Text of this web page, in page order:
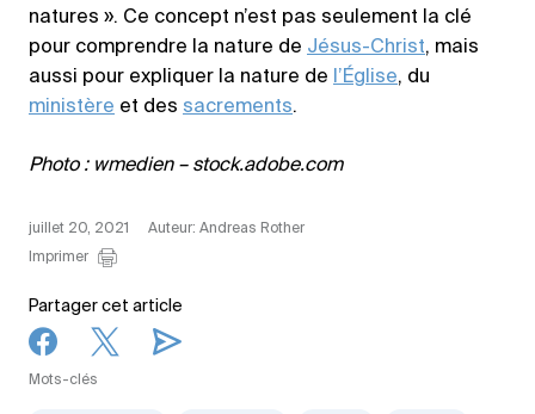
natures ». Ce concept n’est pas seulement la clé
pour comprendre la nature de Jésus-Christ, mais
aussi pour expliquer la nature de l’Église, du
ministère et des sacrements.
Photo : wmedien – stock.adobe.com
juillet 20, 2021
Auteur: Andreas Rother
Imprimer
Partager cet article
Mots-clés